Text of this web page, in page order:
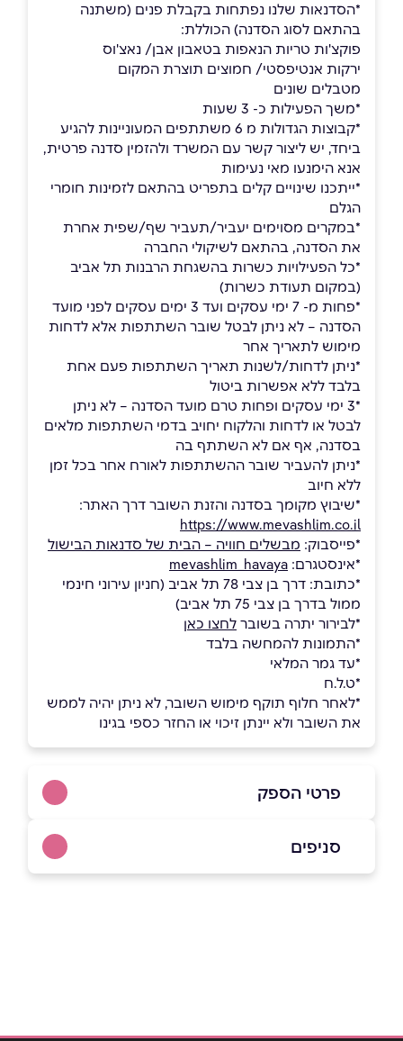
*הסדנאות שלנו נפתחות בקבלת פנים (משתנה
בהתאם לסוג הסדנה) הכוללת:
פוקצ'ות טריות הנאפות בטאבון אבן/ נאצ'וס
ירקות אנטיפסטי/ חמוצים תוצרת המקום
מטבלים שונים
*משך הפעילות כ- 3 שעות
*קבוצות הגדולות מ 6 משתתפים המעוניינות להגיע
ביחד, יש ליצור קשר עם המשרד ולהזמין סדנה פרטית,
אנא הימנעו מאי נעימות
*ייתכנו שינויים קלים בתפריט בהתאם לזמינות חומרי
הגלם
*במקרים מסוימים יעביר/תעביר שף/שפית אחרת
את הסדנה, בהתאם לשיקולי החברה
*כל הפעילויות כשרות בהשגחת הרבנות תל אביב
(במקום תעודת כשרות)
*פחות מ- 7 ימי עסקים ועד 3 ימים עסקים לפני מועד
הסדנה – לא ניתן לבטל שובר השתתפות אלא לדחות
מימוש לתאריך אחר
*ניתן לדחות/לשנות תאריך השתתפות פעם אחת
בלבד ללא אפשרות ביטול
*3 ימי עסקים ופחות טרם מועד הסדנה – לא ניתן
לבטל או לדחות והלקוח יחויב בדמי השתתפות מלאים
בסדנה, אף אם לא השתתף בה
*ניתן להעביר שובר ההשתתפות לאורח אחר בכל זמן
ללא חיוב
*שיבוץ מקומך בסדנה והזנת השובר דרך האתר:
https://www.mevashlim.co.il
*פייסבוק: מבשלים חוויה – הבית של סדנאות הבישול
*אינסטגרם: mevashlim_havaya
*כתובת: דרך בן צבי 78 תל אביב (חניון עירוני חינמי
ממול בדרך בן צבי 75 תל אביב)
*לבירור יתרה בשובר לחצו כאן
*התמונות להמחשה בלבד
*עד גמר המלאי
*ט.ל.ח
*לאחר חלוף תוקף מימוש השובר, לא ניתן יהיה לממש
את השובר ולא יינתן זיכוי או החזר כספי בגינו
פרטי הספק
באתר בפייסבוק באינסטגרם
סניפים